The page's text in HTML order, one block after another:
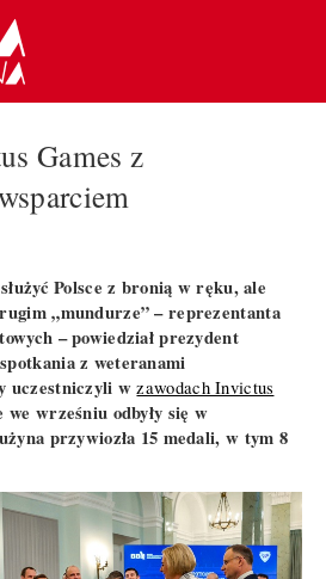
Games z
Polsce z bronią w ręku, ale
„mundurze” – reprezentanta
– powiedział prezydent
z weteranami
uczestniczyli wzawodach Invictus
wrześniu odbyły się w
przywiozła 15 medali, w tym 8